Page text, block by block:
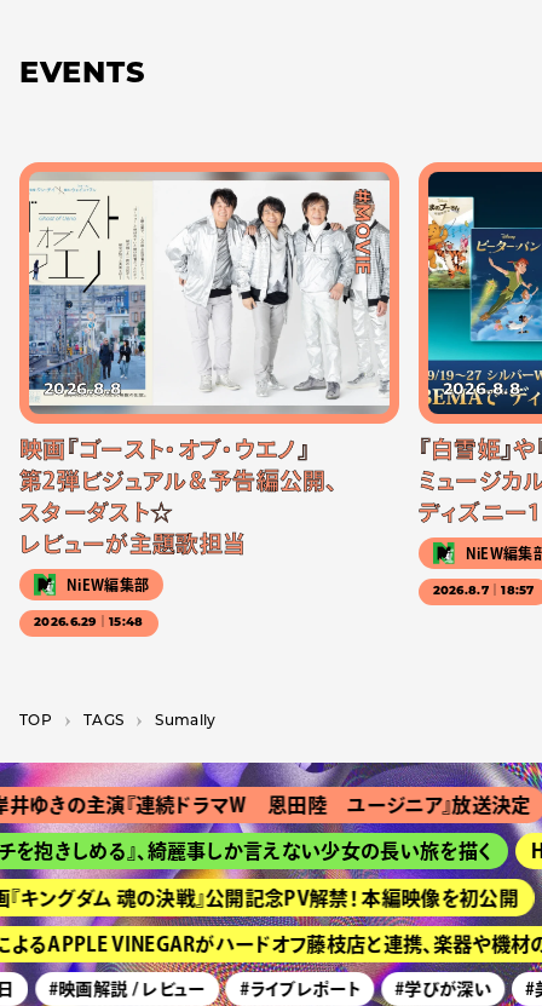
EVENTS
#MOVIE
2026.8.8
映画『ゴースト・オブ・ウエノ』
第2弾ビジュアル＆予告編公開、
スターダスト☆
レビューが主題歌担当
NiEW編集部
2026.6.29｜15:48
2026.8.8
『白雪姫』
ミュージカル
ディズニー
NiEW編集
2026.8.7｜18:57
TOP T­A­G­S Sumally
ゆきの主演『連続ドラマＷ 恩田陸 ユージニア』放送決定
抱きしめる』、綺麗事しか言えない少女の長い旅を描く
ングダム 魂の決戦』公開記念PV解禁！ 本編映像を初公開
るAPPLE VINEGARがハードオフ藤枝店と連携、楽器や機材
#映画解説 / レビュー #ライブレポート #学びが深い #